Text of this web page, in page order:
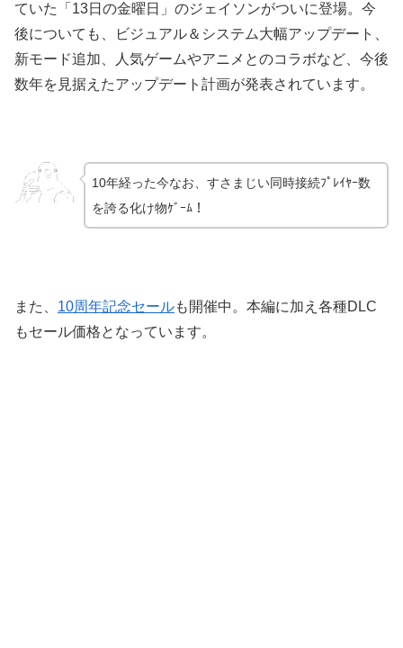
ていた「13日の金曜日」のジェイソンがついに登場。今
後についても、ビジュアル＆システム大幅アップデート、
新モード追加、人気ゲームやアニメとのコラボなど、今後
数年を見据えたアップデート計画が発表されています。
10年経った今なお、すさまじい同時接続ﾌﾟﾚｲﾔｰ数
を誇る化け物ｹﾞｰﾑ！
また、 10周年記念セールも開催中。本編に加え各種DLC
もセール価格となっています。